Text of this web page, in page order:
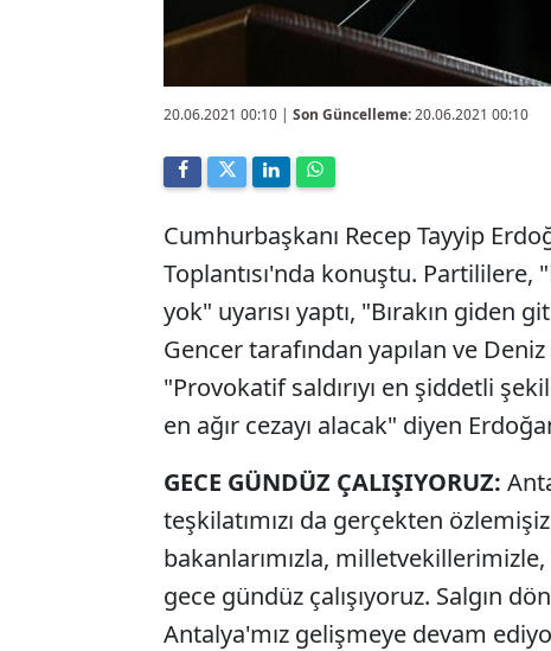
20.06.2021 00:10 | Son Güncelleme:20.06.2021 00:10
Cumhurbaşkanı Recep Tayyip
Toplantısı'nda konuştu.
yok" uyarısı yaptı, "Bırakın giden
Gencer tarafından yapılan ve
"Provokatif saldırıyı en şiddetli
en ağır cezayı alacak" diyen
GECE GÜNDÜZ ÇALIŞIYORUZ:
teşkilatımızı da gerçekten
bakanlarımızla,
gece gündüz çalışıyoruz. Salgın
Antalya'mız gelişmeye devam